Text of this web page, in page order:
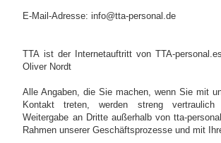
E-Mail-Adresse:info@tta-personal.de
TTA ist der Internetauftritt von TTA-
Oliver Nordt
Alle Angaben, die Sie machen, wenn Sie mit
Kontakt treten, werden streng vertraulich
Weitergabe an Dritte außerhalb von tta-
Rahmen unserer Geschäftsprozesse und mit